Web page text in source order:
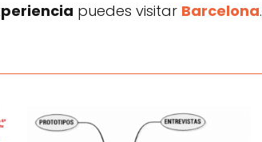
puedes visitar Barcelona.